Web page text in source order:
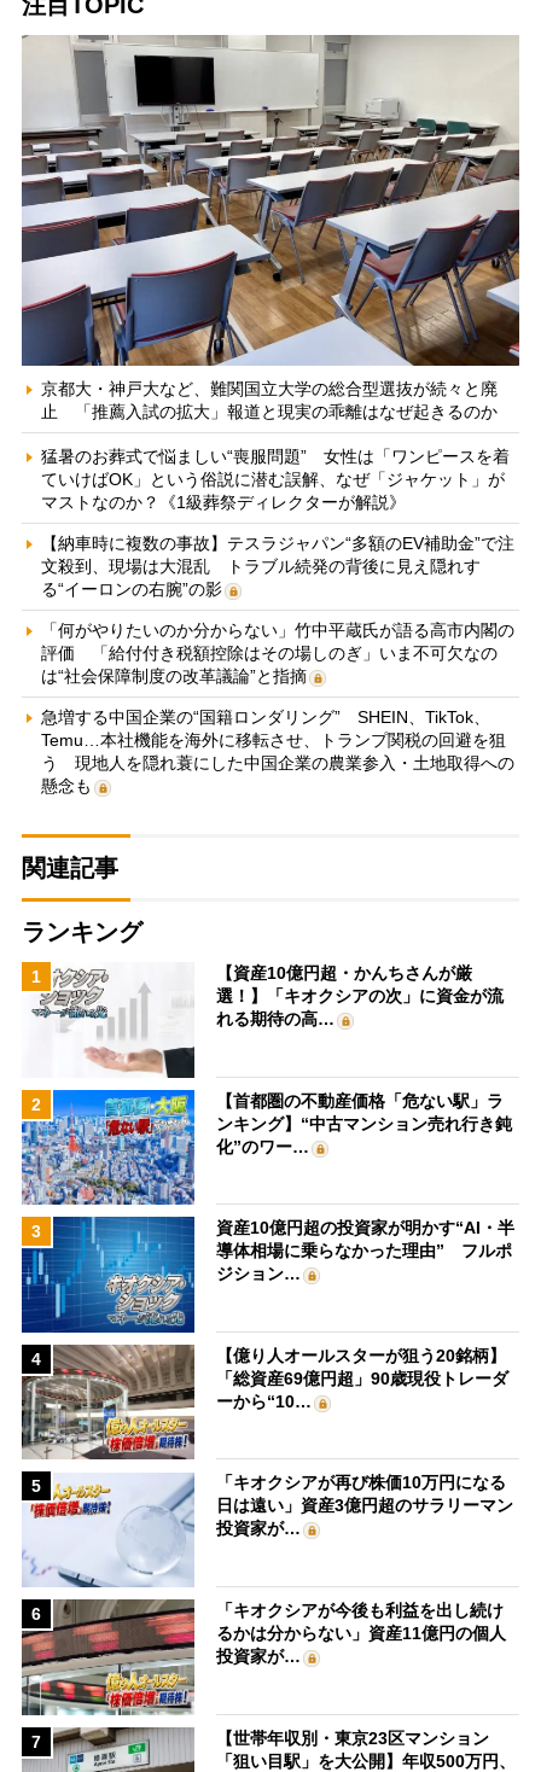
京都大・神戸大など、難関国立大学の総合型選抜が続々と廃
止 「推薦入試の拡大」報道と現実の乖離はなぜ起きるのか
猛暑のお葬式で悩ましい“喪服問題” 女性は「ワンピースを着
ていけばOK」という俗説に潜む誤解、なぜ「ジャケット」が
マストなのか？《1級葬祭ディレクターが解説》
【納車時に複数の事故】テスラジャパン“多額のEV補助金”で注
文殺到、現場は大混乱 トラブル続発の背後に見え隠れす
る“イーロンの右腕”の影
「何がやりたいのか分からない」竹中平蔵氏が語る高市内閣の
評価 「給付付き税額控除はその場しのぎ」いま不可欠なの
は“社会保障制度の改革議論”と指摘
急増する中国企業の“国籍ロンダリング” SHEIN、TikTok、
Temu…本社機能を海外に移転させ、トランプ関税の回避を狙
う 現地人を隠れ蓑にした中国企業の農業参入・土地取得への
懸念も
関連記事
ランキング
1
【資産10億円超・かんちさんが厳
選！】「キオクシアの次」に資金が流
れる期待の高…
2
【首都圏の不動産価格「危ない駅」ラ
ンキング】“中古マンション売れ行き鈍
化”のワー…
3
資産10億円超の投資家が明かす“AI・半
導体相場に乗らなかった理由” フルポ
ジション…
4
【億り人オールスターが狙う20銘柄】
「総資産69億円超」90歳現役トレーダ
ーから“10…
5
「キオクシアが再び株価10万円になる
日は遠い」資産3億円超のサラリーマン
投資家が…
6
「キオクシアが今後も利益を出し続け
るかは分からない」資産11億円の個人
投資家が…
7
【世帯年収別・東京23区マンション
「狙い目駅」を大公開】年収500万円、